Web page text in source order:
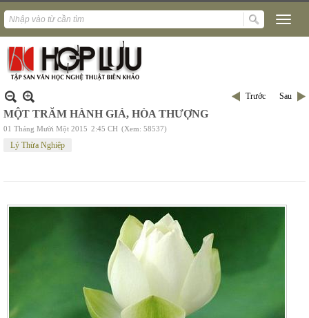
Trước Sau
MỘT TRĂM HÀNH GIẢ, HÒA THƯỢNG
01 Tháng Mười Một 2015 2:45 CH (Xem: 58537)
Lý Thừa Nghiệp